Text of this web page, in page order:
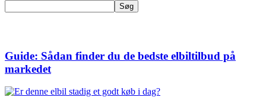
Guide: Sådan finder du de bedste elbiltilbud på
markedet